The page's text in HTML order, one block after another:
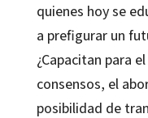
quienes hoy se
a prefigurar un
¿Capacitan para
consensos, el
posibilidad de